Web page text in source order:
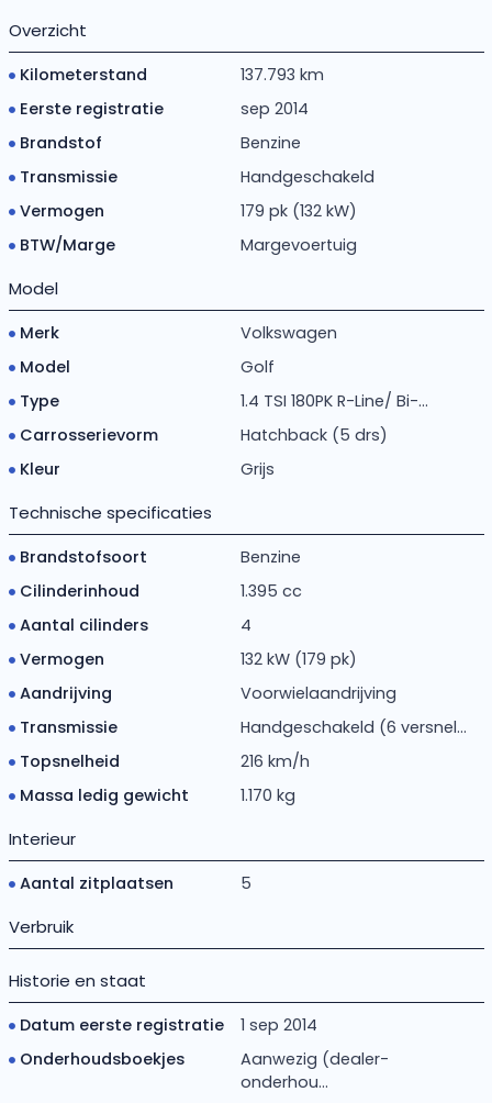
Overzicht
Kilometerstand
137.793 km
Eerste registratie
sep 2014
Brandstof
Benzine
Transmissie
Handgeschakeld
Vermogen
179 pk (132 kW)
BTW/Marge
Margevoertuig
Model
Merk
Volkswagen
Model
Golf
Type
1.4 TSI 180PK R-Line/ Bi-...
Carrosserievorm
Hatchback (5 drs)
Kleur
Grijs
Technische specificaties
Brandstofsoort
Benzine
Cilinderinhoud
1.395 cc
Aantal cilinders
4
Vermogen
132 kW (179 pk)
Aandrijving
Voorwielaandrijving
Transmissie
Handgeschakeld (6 versnel...
Topsnelheid
216 km/h
Massa ledig gewicht
1.170 kg
Interieur
Aantal zitplaatsen 5
Verbruik
Historie en staat
Datum eerste registratie
1 sep 2014
Onderhoudsboekjes
Aanwezig (dealer-
onderhou...